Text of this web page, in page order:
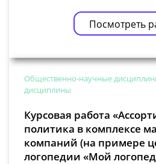
Посмотреть
Общественно-научные
дисциплины
Курсовая работа
политика в комплексе
компаний (на примере
логопедии «Мой